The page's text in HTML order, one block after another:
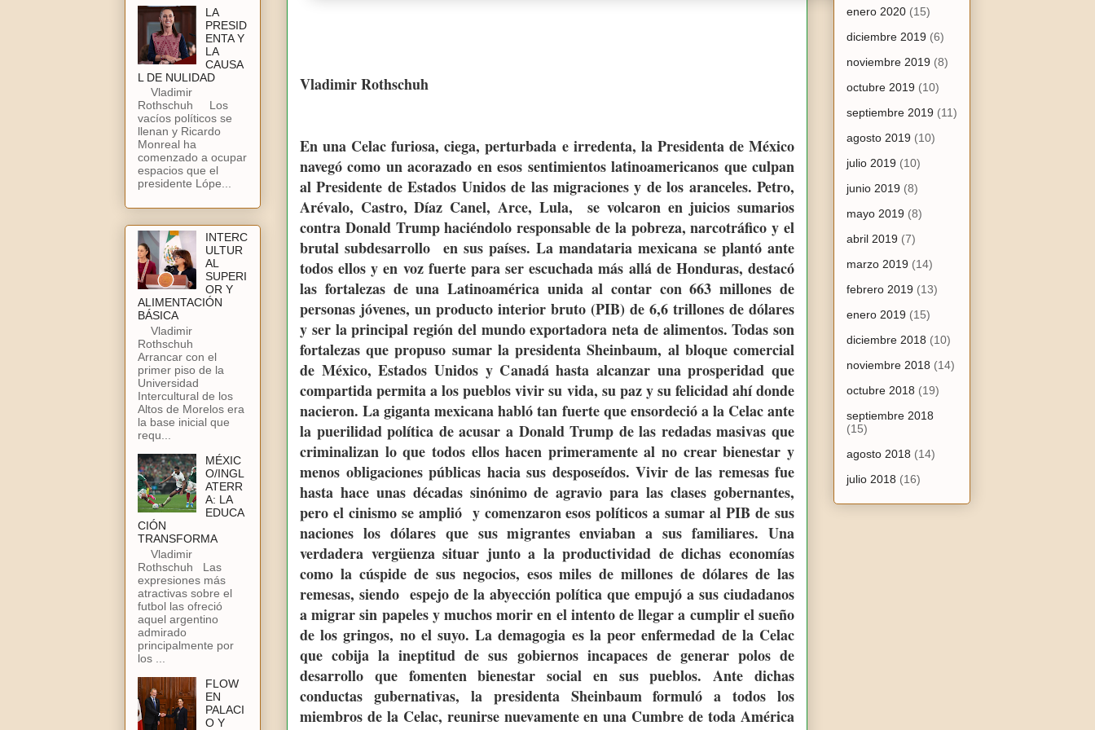
Vladimir Rothschuh
En una Celac furiosa, ciega, perturbada e irredenta, la Presidenta de México
navegó como un acorazado en esos sentimientos latinoamericanos que culpan
al Presidente de Estados Unidos de las migraciones y de los aranceles. Petro,
Arévalo, Castro, Díaz Canel, Arce, Lula, se volcaron en juicios sumarios
contra Donald Trump haciéndolo responsable de la pobreza, narcotráfico y el
brutal subdesarrollo en sus países. La mandataria mexicana se plantó ante
todos ellos y en voz fuerte para ser escuchada más allá de Honduras, destacó
las fortalezas de una Latinoamérica unida al contar con 663 millones de
personas jóvenes, un producto interior bruto (PIB) de 6,6 trillones de dólares
y ser la principal región del mundo exportadora neta de alimentos. Todas son
fortalezas que propuso sumar la presidenta Sheinbaum, al bloque comercial
de México, Estados Unidos y Canadá hasta alcanzar una prosperidad que
compartida permita a los pueblos vivir su vida, su paz y su felicidad ahí donde
nacieron. La giganta mexicana habló tan fuerte que ensordeció a la Celac ante
la puerilidad política de acusar a Donald Trump de las redadas masivas que
criminalizan lo que todos ellos hacen primeramente al no crear bienestar y
menos obligaciones públicas hacia sus desposeídos. Vivir de las remesas fue
hasta hace unas décadas sinónimo de agravio para las clases gobernantes,
pero el cinismo se amplió y comenzaron esos políticos a sumar al PIB de sus
naciones los dólares que sus migrantes enviaban a sus familiares. Una
verdadera vergüenza situar junto a la productividad de dichas economías
como la cúspide de sus negocios, esos miles de millones de dólares de las
remesas, siendo espejo de la abyección política que empujó a sus ciudadanos
a migrar sin papeles y muchos morir en el intento de llegar a cumplir el sueño
de los gringos, no el suyo. La demagogia es la peor enfermedad de la Celac
que cobija la ineptitud de sus gobiernos incapaces de generar polos de
desarrollo que fomenten bienestar social en sus pueblos. Ante dichas
conductas gubernativas, la presidenta Sheinbaum formuló a todos los
miembros de la Celac, reunirse nuevamente en una Cumbre de toda América
LA
PRESID
ENTA Y
LA
CAUSA
L DE NULIDAD
Vladimir
Rothschuh Los
vacíos políticos se
llenan y Ricardo
Monreal ha
comenzado a ocupar
espacios que el
presidente Lópe...
INTERC
ULTUR
AL
SUPERI
OR Y
ALIMENTACIÓN
BÁSICA
Vladimir
Rothschuh
Arrancar con el
primer piso de la
Universidad
Intercultural de los
Altos de Morelos era
la base inicial que
requ...
MÉXIC
O/INGL
ATERR
A: LA
EDUCA
CIÓN
TRANSFORMA
Vladimir
Rothschuh Las
expresiones más
atractivas sobre el
futbol las ofreció
aquel argentino
admirado
principalmente por
los ...
FLOW
EN
PALACI
O Y
enero 2020 (15)
diciembre 2019 (6)
noviembre 2019 (8)
octubre 2019 (10)
septiembre 2019 (11)
agosto 2019 (10)
julio 2019 (10)
junio 2019 (8)
mayo 2019 (8)
abril 2019 (7)
marzo 2019 (14)
febrero 2019 (13)
enero 2019 (15)
diciembre 2018 (10)
noviembre 2018 (14)
octubre 2018 (19)
septiembre 2018
(15)
agosto 2018 (14)
julio 2018 (16)